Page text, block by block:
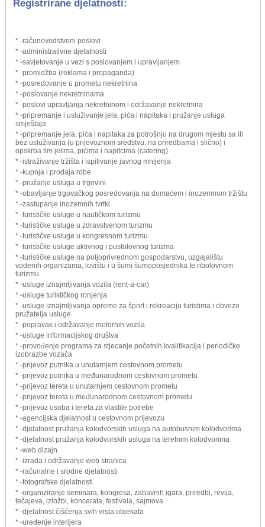
Registrirane djelatnosti:
* -računovodstveni poslovi
* -administrativne djelatnosti
* -savjetovanje u vezi s poslovanjem i upravljanjem
* -promidžba (reklama i propaganda)
* -posredovanje u prometu nekretnina
* -poslovanje nekretninama
* -poslovi upravljanja nekretninom i održavanje nekretnina
* -pripremanje i usluživanje jela, pića i napitaka i pružanje usluga
smještaja
* -pripremanje jela, pića i napitaka za potrošnju na drugom mjestu sa ili
bez usluživanja (u prijevoznom sredstvu, na priredbama i slično) i
opskrba tim jelima, pićima i napitcima (catering)
* -istraživanje tržišta i ispitivanje javnog mnijenja
* -kupnja i prodaja robe
* -pružanje usluga u trgovini
* -obavljanje trgovačkog posredovanja na domaćem i inozemnom tržištu
* -zastupanje inozemnih tvrtki
* -turističke usluge u nautičkom turizmu
* -turističke usluge u zdravstvenom turizmu
* -turističke usluge u kongresnom turizmu
* -turističke usluge aktivnog i pustolovnog turizma
* -turističke usluge na poljoprivrednom gospodarstvu, uzgajalištu
vodenih organizama, lovištu i u šumi šumoposjednika te ribolovnom
turizmu
* -usluge iznajmljivanja vozila (rent-a-car)
* -usluge turističkog ronjenja
* -usluge iznajmljivanja opreme za šport i rekreaciju turistima i obveze
pružatelja usluge
* -popravak i održavanje motornih vozila
* -usluge informacijskog društva
* -provođenje programa za stjecanje početnih kvalifikacija i periodičke
izobrazbe vozača
* -prijevoz putnika u unutarnjem cestovnom prometu
* -prijevoz putnika u međunarodnom cestovnom prometu
* -prijevoz tereta u unutarnjem cestovnom prometu
* -prijevoz tereta u međunarodnom cestovnom prometu
* -prijevoz osoba i tereta za vlastite potrebe
* -agencijska djelatnost u cestovnom prijevozu
* -djelatnost pružanja kolodvorskih usluga na autobusnim kolodvorima
* -djelatnost pružanja kolodvorskih usluga na teretnim kolodvorima
* -web dizajn
* -izrada i održavanje web stranica
* -računalne i srodne djelatnosti
* -fotografske djelatnosti
* -organiziranje seminara, kongresa, zabavnih igara, priredbi, revija,
tečajeva, izložbi, koncerata, festivala, sajmova
* -djelatnost čišćenja svih vrsta objekata
* -uređenje interijera